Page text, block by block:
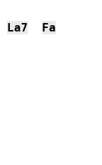
La7
Fa